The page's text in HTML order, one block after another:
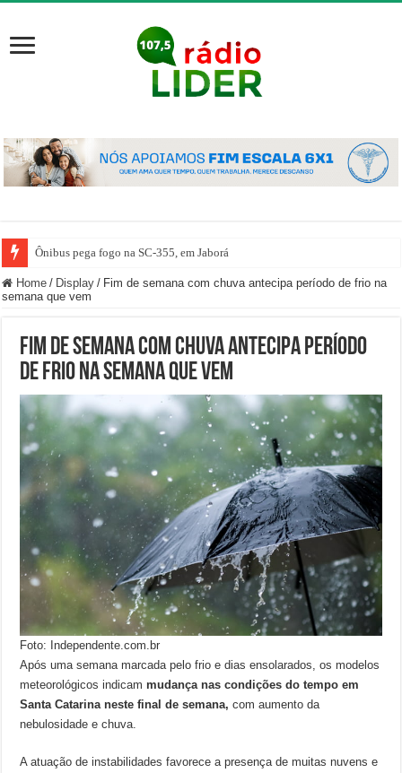
Ônibus pega fogo na SC-355, em Jaborá
Home / Display / Fim de semana com chuva antecipa período de frio na
semana que vem
Fim de semana com chuva antecipa período
de frio na semana que vem
Foto: Independente.com.br
Após uma semana marcada pelo frio e dias ensolarados, os modelos
meteorológicos indicam mudança nas condições do tempo em
Santa Catarina neste final de semana, com aumento da
nebulosidade e chuva.
A atuação de instabilidades favorece a presença de muitas nuvens e